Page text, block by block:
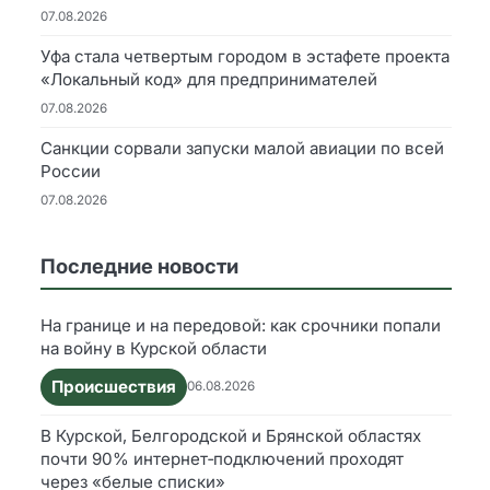
07.08.2026
Уфа стала четвертым городом в эстафете проекта
«Локальный код» для предпринимателей
07.08.2026
Санкции сорвали запуски малой авиации по всей
России
07.08.2026
Последние новости
На границе и на передовой: как срочники попали
на войну в Курской области
Происшествия
06.08.2026
В Курской, Белгородской и Брянской областях
почти 90% интернет‑подключений проходят
через «белые списки»